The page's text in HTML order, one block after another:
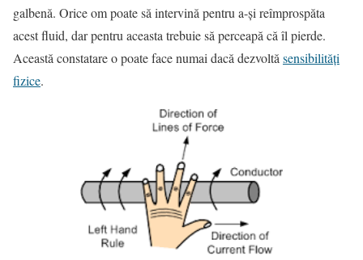
galbenă. Orice om poate să intervină pentru a-şi reîmprospăta
acest fluid, dar pentru aceasta trebuie să perceapă că îl pierde.
Această constatare o poate face numai dacă dezvoltă sensibilităţi
fizice.